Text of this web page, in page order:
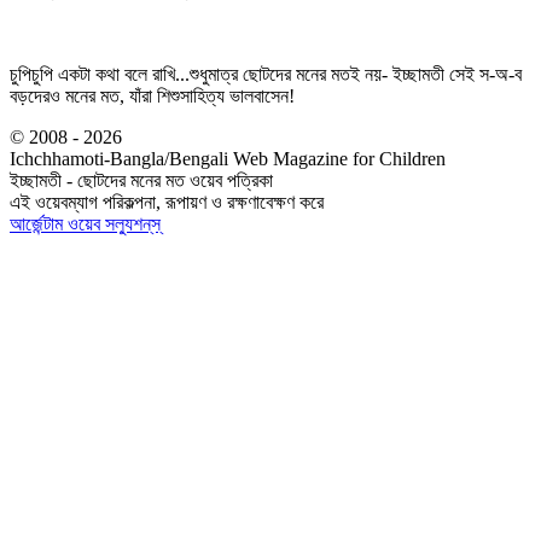
চুপিচুপি একটা কথা বলে রাখি...শুধুমাত্র ছোটদের মনের মতই নয়- ইচ্ছামতী সেই স-অ-ব
বড়দেরও মনের মত, যাঁরা শিশুসাহিত্য ভালবাসেন!
© 2008 - 2026
Ichchhamoti-Bangla/Bengali Web Magazine for Children
ইচ্ছামতী - ছোটদের মনের মত ওয়েব পত্রিকা
এই ওয়েবম্যাগ পরিকল্পনা, রূপায়ণ ও রক্ষণাবেক্ষণ করে
আর্জেন্টাম ওয়েব সল্যুশন্‌স্‌